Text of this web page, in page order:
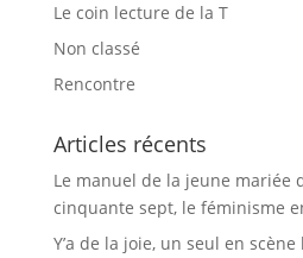
Le coin lecture de la T
Non classé
Rencontre
Articles récents
Le manuel de la jeune mariée
cinquante sept, le féminisme
Y’a de la joie, un seul en